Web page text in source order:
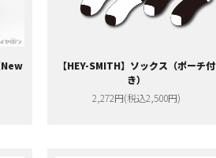
New
【HEY-SMITH】ソックス（ポーチ付
き）
2,272円(税込2,500円)